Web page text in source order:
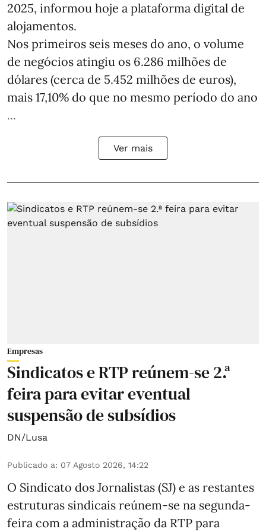
2025, informou hoje a plataforma digital de
alojamentos.
Nos primeiros seis meses do ano, o volume
de negócios atingiu os 6.286 milhões de
dólares (cerca de 5.452 milhões de euros),
mais 17,10% do que no mesmo período do ano
...
Ver mais
Empresas
Sindicatos e RTP reúnem-se 2.ª
feira para evitar eventual
suspensão de subsídios
DN/Lusa
Publicado a: 07 Agosto 2026, 14:22
O Sindicato dos Jornalistas (SJ) e as restantes
estruturas sindicais reúnem-se na segunda-
feira com a administração da RTP para